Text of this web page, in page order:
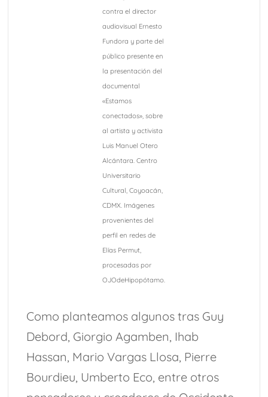
contra el director
audiovisual Ernesto
Fundora y parte del
público presente en
la presentación del
documental
«Estamos
conectados», sobre
al artista y activista
Luis Manuel Otero
Alcántara. Centro
Universitario
Cultural, Coyoacán,
CDMX. Imágenes
provenientes del
perfil en redes de
Elías Permut,
procesadas por
OJOdeHipopótamo.
Como planteamos algunos tras Guy
Debord, Giorgio Agamben, Ihab
Hassan, Mario Vargas Llosa, Pierre
Bourdieu, Umberto Eco, entre otros